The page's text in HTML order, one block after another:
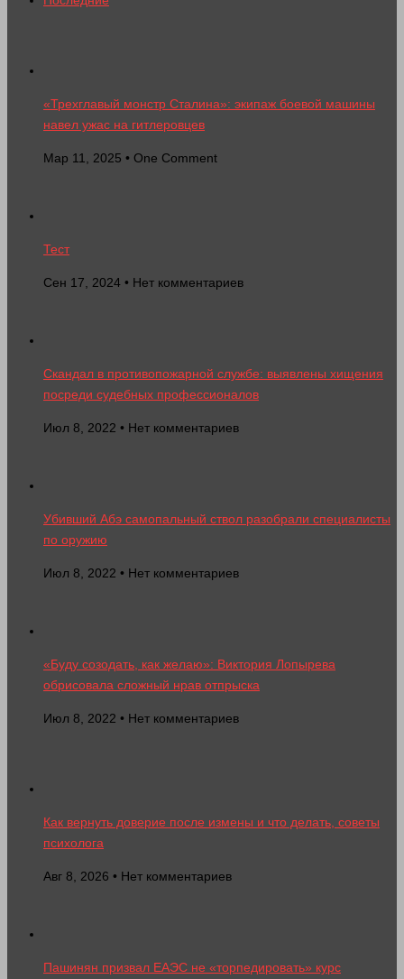
«Трехглавый монстр Сталина»: экипаж боевой машины
навел ужас на гитлеровцев
Мар 11, 2025 • One Comment
Тест
Сен 17, 2024 • Нет комментариев
Скандал в противопожарной службе: выявлены хищения
посреди судебных профессионалов
Июл 8, 2022 • Нет комментариев
Убивший Абэ самопальный ствол разобрали специалисты
по оружию
Июл 8, 2022 • Нет комментариев
«Буду созодать, как желаю»: Виктория Лопырева
обрисовала сложный нрав отпрыска
Июл 8, 2022 • Нет комментариев
Как вернуть доверие после измены и что делать, советы
психолога
Авг 8, 2026 • Нет комментариев
Пашинян призвал ЕАЭС не «торпедировать» курс